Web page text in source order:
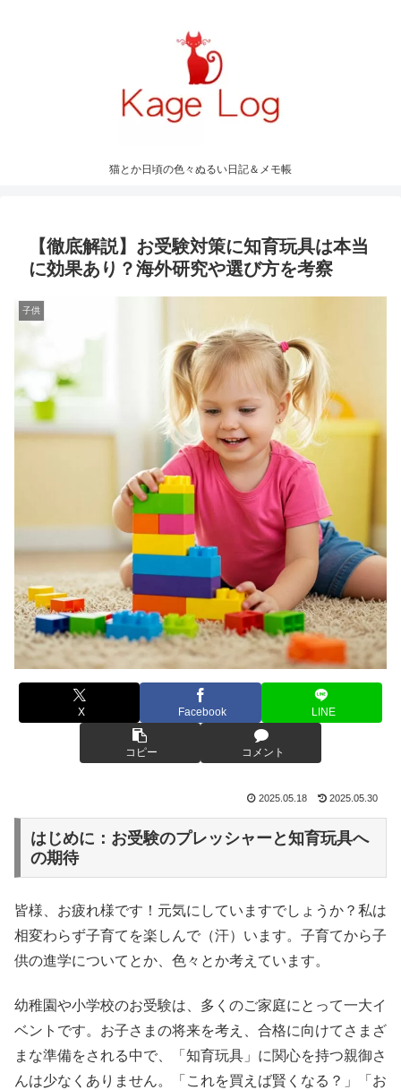
猫とか日頃の色々ぬるい日記＆メモ帳
【徹底解説】お受験対策に知育玩具は本当
に効果あり？海外研究や選び方を考察
子供
X Facebook LINE
コピー コメント
2025.05.18 2025.05.30
はじめに：お受験のプレッシャーと知育玩具へ
の期待
皆様、お疲れ様です！元気にしていますでしょうか？私は
相変わらず子育てを楽しんで（汗）います。子育てから子
供の進学についてとか、色々とか考えています。
幼稚園や小学校のお受験は、多くのご家庭にとって一大イ
ベントです。お子さまの将来を考え、合格に向けてさまざ
まな準備をされる中で、「知育玩具」に関心を持つ親御さ
んは少なくありません。「これを買えば賢くなる？」「お